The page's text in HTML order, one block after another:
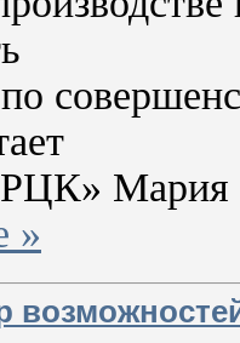
Мария
»